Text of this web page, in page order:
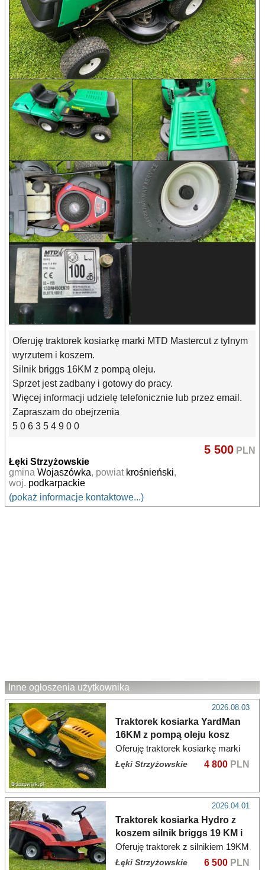
Oferuję traktorek kosiarkę marki MTD Mastercut z tylnym
wyrzutem i koszem.
Silnik briggs 16KM z pompą oleju.
Sprzet jest zadbany i gotowy do pracy.
Więcej informacji udzielę telefonicznie lub przez email.
Zapraszam do obejrzenia
5 0 6 3 5 4 9 0 0
5 500 PLN
Łęki Strzyżowskie
gmina Wojaszówka, powiatkrośnieński,
woj. podkarpackie
(pokaż informacje kontaktowe...)
Inne ogłoszenia użytkownika
2026.08.03
Traktorek kosiarka YardMan
16KM z pompą oleju kosz
tylny wyrzut
Oferuję traktorek kosiarkę marki
MTD z tylnym wyrzutem i
pompą oleju. Traktorek po serwisie
gdzie zostały wymienione pasek
napędu
4 800 PLN
Łęki Strzyżowskie
2026.04.01
Traktorek kosiarka Hydro z
koszem silnik briggs 19 KM i
pompą oleju
Oferuję traktorek z silnikiem 19KM
i tylnym wyrzutem. Kosiarka
6 500 PLN
Łęki Strzyżowskie